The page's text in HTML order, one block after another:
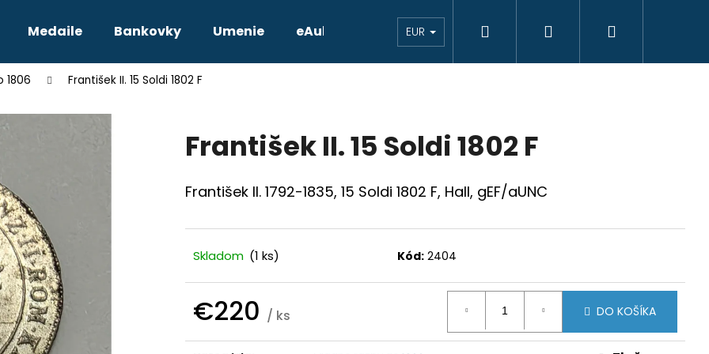
Medaile Bankovky Umenie eAukcie eAukcie bankovky VÝKUP Novinky
EUR Hľadať Prihlásenie
1806 František II. 15 Soldi 1802 F
František II. 15 Soldi 1802 F
František II. 1792-1835, 15 Soldi 1802 F, Hall, gEF/aUNC
Skladom (1 ks) Kód: 2404
€220 / ks DO KOŠÍKA
Čo potrebujete nájsť?
HĽADAŤ
PTOLEMAIOS VI. JOZEF II. 3 GRAJCIAR 1769 B EVM-D